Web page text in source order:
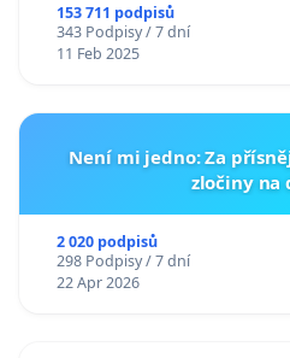
153 711 podpisů
343 Podpisy / 7 dní
11 Feb 2025
Není mi jedno: Za
zločiny na
2 020 podpisů
298 Podpisy / 7 dní
22 Apr 2026